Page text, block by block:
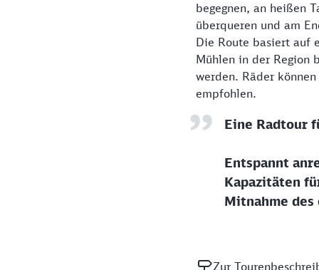
begegnen, an heißen
überqueren und am
Die Route basiert auf
Mühlen in der Region
werden. Räder
empfohlen.
Eine Radtour
Entspannt
Kapazitäten
Mitnahme des
Zur